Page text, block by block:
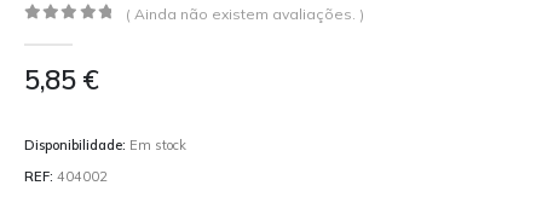
( Ainda não existem avaliações. )
5,85 €
Disponibilidade: Em stock
REF: 404002